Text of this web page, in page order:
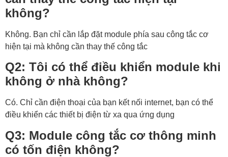
không?
Không. Bạn chỉ cần lắp đặt module phía sau công tắc cơ
hiện tại mà không cần thay thế công tắc
Q2: Tôi có thể điều khiển module khi
không ở nhà không?
Có. Chỉ cần điện thoại của bạn kết nối internet, bạn có thể
điều khiển các thiết bị điện từ xa qua ứng dụng
Q3: Module công tắc cơ thông minh
có tốn điện không?